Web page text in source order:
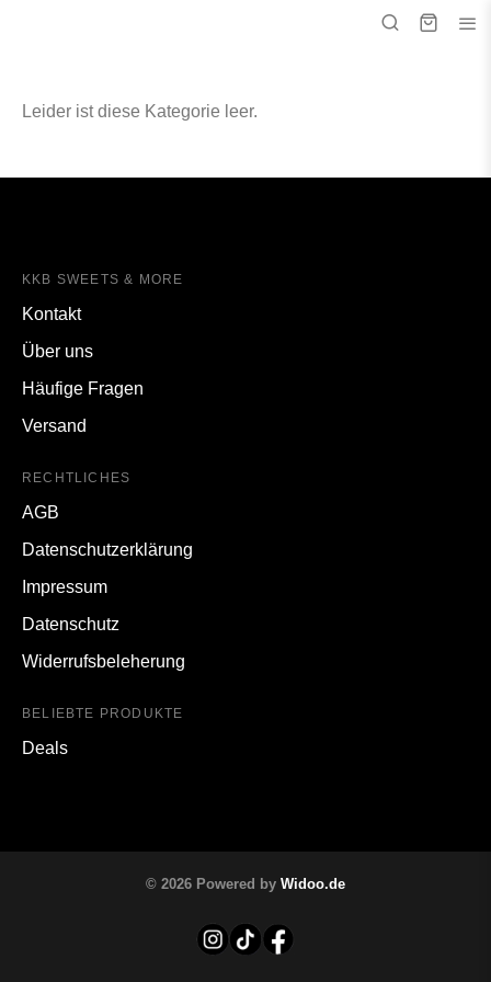
Leider ist diese Kategorie leer.
KKB SWEETS & MORE
Kontakt
Über uns
Häufige Fragen
Versand
RECHTLICHES
AGB
Datenschutzerklärung
Impressum
Datenschutz
Widerrufsbeleherung
BELIEBTE PRODUKTE
Deals
© 2026 Powered by Widoo.de